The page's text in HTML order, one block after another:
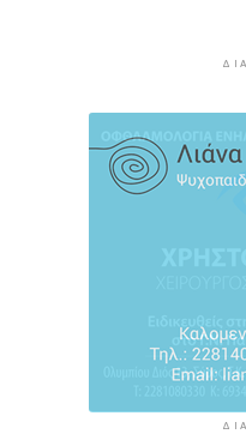
Αυξήθηκαν οι
διακόψουν το
10 ώρες 32 λεπτά πρίν